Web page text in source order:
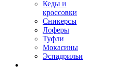
Кеды и
кроссовки
Сникерсы
Лоферы
Туфли
Мокасины
Эспадрильи